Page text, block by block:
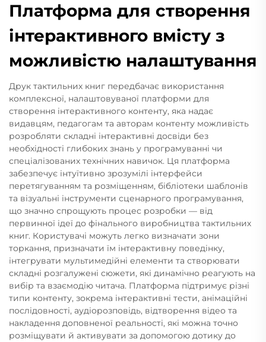
Платформа для створення
інтерактивного вмісту з
можливістю налаштування
Друк тактильних книг передбачає використання
комплексної, налаштовуваної платформи для
створення інтерактивного контенту, яка надає
видавцям, педагогам та авторам контенту можливість
розробляти складні інтерактивні досвіди без
необхідності глибоких знань у програмуванні чи
спеціалізованих технічних навичок. Ця платформа
забезпечує інтуїтивно зрозумілі інтерфейси
перетягуванням та розміщенням, бібліотеки шаблонів
та візуальні інструменти сценарного програмування,
що значно спрощують процес розробки — від
первинної ідеї до фінального виробництва тактильних
книг. Користувачі можуть легко визначати зони
торкання, призначати їм інтерактивну поведінку,
інтегрувати мультимедійні елементи та створювати
складні розгалужені сюжети, які динамічно реагують на
вибір та взаємодію читача. Платформа підтримує різні
типи контенту, зокрема інтерактивні тести, анімаційні
послідовності, аудіорозповідь, відтворення відео та
накладення доповненої реальності, які можна точно
розміщувати й активувати за допомогою дотику до